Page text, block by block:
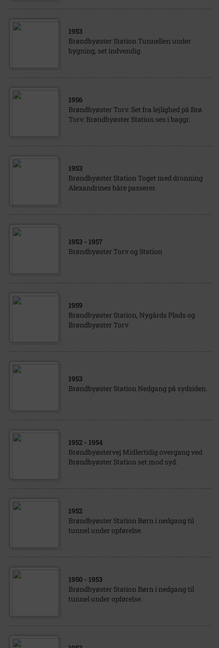
1953
Brøndbyøster Station Tunnellen under
bygning, set indvendig.
1956
Brøndbyøster Torv. Set fra lejlighed på Brø.
Torv. Brøndbyøster Station ses i baggr.
1953
Brøndbyøster Station Toget med dronning
Alexandrines båre passerer.
1953 - 1957
Brøndbyøster Torv og Station
1959
Brøndbyøster Station, Nygårds Plads og
Brøndbyøster Torv
1953
Brøndbyøster Station Nedgang på sydsiden.
1952 - 1954
Brøndbyøstervej Midlertidig overgang ved
Brøndbyøster Station set mod syd.
1952
Brøndbyøster Station Børn i nedgang til
tunnel under opførelse.
1950 - 1953
Brøndbyøster Station Børn i nedgang til
tunnel under opførelse.